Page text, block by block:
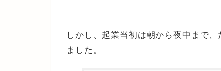
しかし、起業当初は朝から夜中まで
ました。